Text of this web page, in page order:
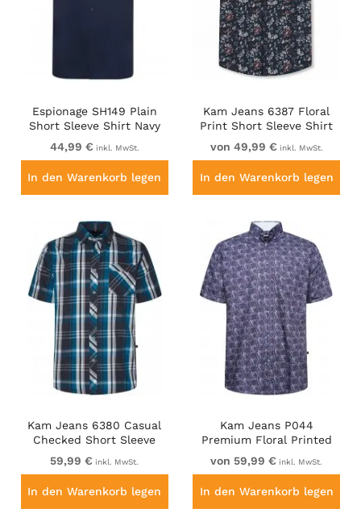
Espionage SH149 Plain
Short Sleeve Shirt Navy
44,99 € inkl. MwSt.
In den Warenkorb legen
Kam Jeans 6387 Floral
Print Short Sleeve Shirt
Navy
von 49,99 € inkl. MwSt.
In den Warenkorb legen
Kam Jeans 6380 Casual
Checked Short Sleeve
Shirt Navy
59,99 € inkl. MwSt.
In den Warenkorb legen
Kam Jeans P044
Premium Floral Printed
Moonlight
von 59,99 € inkl. MwSt.
In den Warenkorb legen